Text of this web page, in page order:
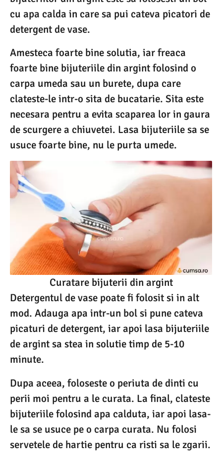
cu apa calda in care sa pui cateva picatori de
detergent de vase.
Amesteca foarte bine solutia, iar freaca
foarte bine bijuteriile din argint folosind o
carpa umeda sau un burete, dupa care
clateste-le intr-o sita de bucatarie. Sita este
necesara pentru a evita scaparea lor in gaura
de scurgere a chiuvetei. Lasa bijuteriile sa se
usuce foarte bine, nu le purta umede.
Curatare bijuterii din argint
Detergentul de vase poate fi folosit si in alt
mod. Adauga apa intr-un bol si pune cateva
picaturi de detergent, iar apoi lasa bijuteriile
de argint sa stea in solutie timp de 5-10
minute.
Dupa aceea, foloseste o periuta de dinti cu
perii moi pentru a le curata. La final, clateste
bijuteriile folosind apa calduta, iar apoi lasa-
le sa se usuce pe o carpa curata. Nu folosi
servetele de hartie pentru ca risti sa le zgarii.